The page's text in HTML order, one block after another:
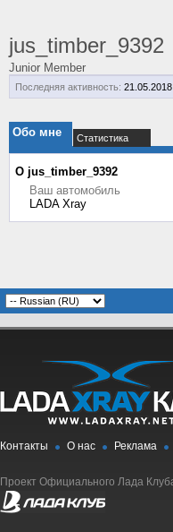
jus_timber_9392
Junior Member
Последняя активность: 21.05.2018
Обо мне Статистика
О jus_timber_9392
Ваш автомобиль
LADA Xray
Контакты О нас Реклама
Проект Официального Лада